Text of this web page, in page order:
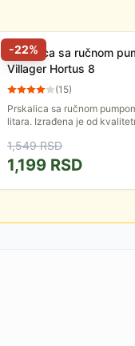
-22%
Prskalica sa ručnom
Villager Hortus 8
(15)
Prskalica sa ručnom
litara. Izrađena je od
hemijska sredstva brzo i
1,549RSD
1,199 RSD